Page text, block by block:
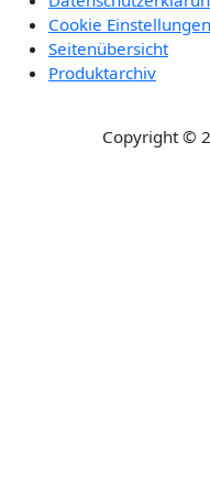
Cookie Einstellungen
Seitenübersicht
Produktarchiv
Copyright ©